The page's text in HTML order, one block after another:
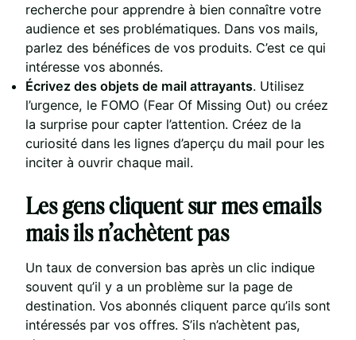
recherche pour apprendre à bien connaître votre
audience et ses problématiques. Dans vos mails,
parlez des bénéfices de vos produits. C’est ce qui
intéresse vos abonnés.
Écrivez des objets de mail attrayants. Utilisez
l’urgence, le FOMO (Fear Of Missing Out) ou créez
la surprise pour capter l’attention. Créez de la
curiosité dans les lignes d’aperçu du mail pour les
inciter à ouvrir chaque mail.
Les gens cliquent sur mes emails
mais ils n’achètent pas
Un taux de conversion bas après un clic indique
souvent qu’il y a un problème sur la page de
destination. Vos abonnés cliquent parce qu’ils sont
intéressés par vos offres. S’ils n’achètent pas,